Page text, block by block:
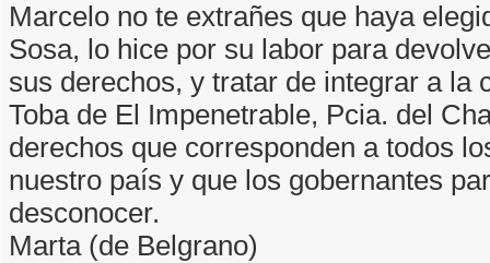
Marcelo no te extrañes que haya
Sosa, lo hice por su labor para
sus derechos, y tratar de integrar a la
Toba de El Impenetrable, Pcia. del
derechos que corresponden a todos
nuestro país y que los gobernantes
desconocer.
Marta (de Belgrano)